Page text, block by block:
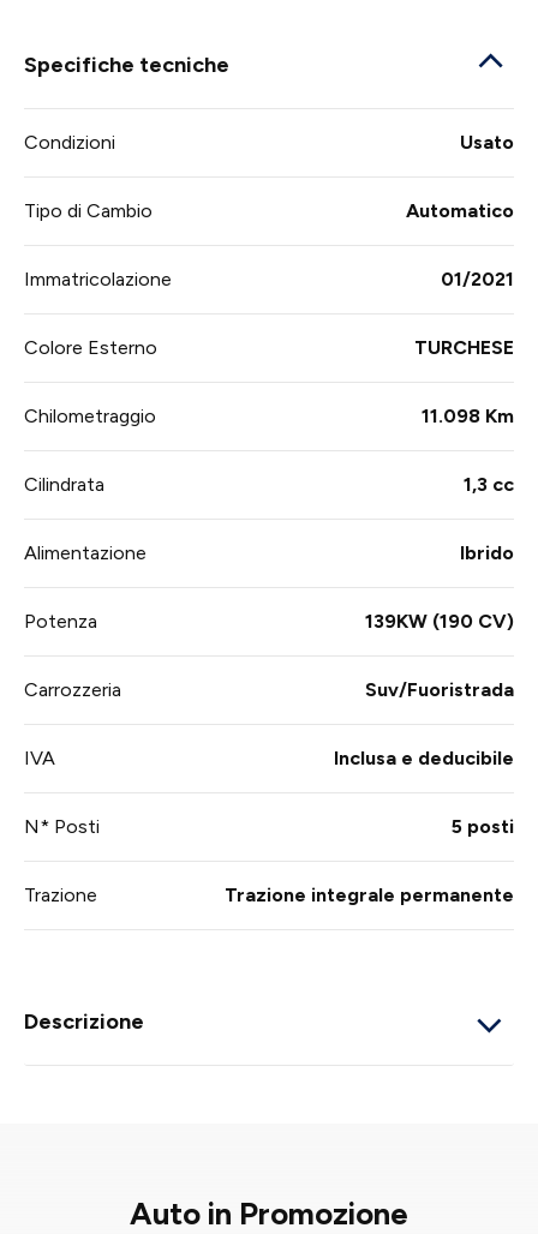
Specifiche tecniche
Condizioni Usato
Tipo di Cambio Automatico
Immatricolazione 01/2021
Colore Esterno TURCHESE
Chilometraggio 11.098 Km
Cilindrata 1,3 cc
Alimentazione Ibrido
Potenza 139KW (190 CV)
Carrozzeria Suv/Fuoristrada
IVA Inclusa e deducibile
N* Posti 5 posti
Trazione Trazione integrale permanente
Descrizione
Auto in Promozione